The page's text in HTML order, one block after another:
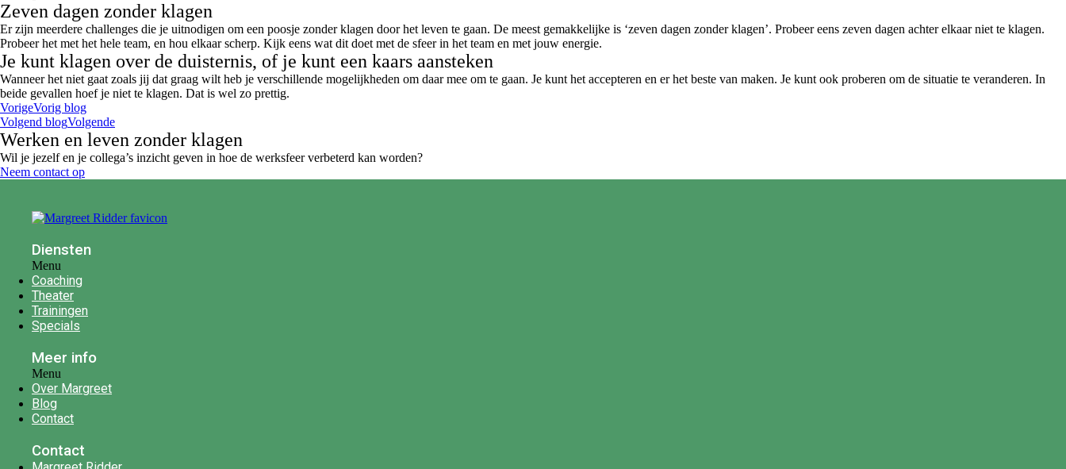
Zeven dagen zonder klagen
Er zijn meerdere challenges die je uitnodigen om een poosje zonder klagen door het leven te gaan. De meest gemakkelijke is ‘zeven dagen zonder klagen’. Probeer eens zeven dagen achter elkaar niet te klagen.
Probeer het met het hele team, en hou elkaar scherp. Kijk eens wat dit doet met de sfeer in het team en met jouw energie.
Je kunt klagen over de duisternis, of je kunt een kaars aansteken
Wanneer het niet gaat zoals jij dat graag wilt heb je verschillende mogelijkheden om daar mee om te gaan. Je kunt het accepteren en er het beste van maken. Je kunt ook proberen om de situatie te veranderen. In
beide gevallen hoef je niet te klagen. Dat is wel zo prettig.
VorigeVorig blog
Volgend blogVolgende
Werken en leven zonder klagen
Wil je jezelf en je collega’s inzicht geven in hoe de werksfeer verbeterd kan worden?
Neem contact op
Diensten
Menu
Coaching
Theater
Trainingen
Specials
Meer info
Menu
Over Margreet
Blog
Contact
Contact